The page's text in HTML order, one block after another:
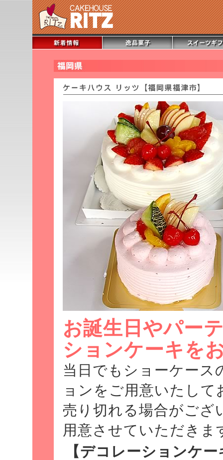
お誕生日やパー
ションケーキを
当日でもショーケース
ョンをご用意いたして
売り切れる場合がござ
用意させていただきま
【デコレーションケー